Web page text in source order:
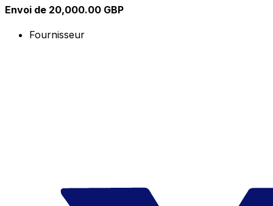
Envoi de 20,000.00 GBP
Fournisseur